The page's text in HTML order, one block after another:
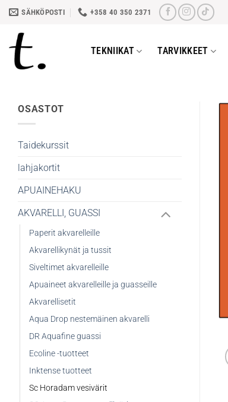
Skip
content
SÄHKÖPOSTI +358 40 350 2371
TEKNIIKAT TARVIKKEET
OSASTOT
Taidekurssit
lahjakortit
APUAINEHAKU
AKVARELLI, GUASSI
Paperit akvarelleille
Akvarellikynät ja tussit
Siveltimet akvarelleille
Apuaineet akvarelleille ja guasseille
Akvarellisetit
Aqua Drop nestemäinen akvarelli
DR Aquafine guassi
Ecoline -tuotteet
Inktense tuotteet
Sc Horadam vesivärit